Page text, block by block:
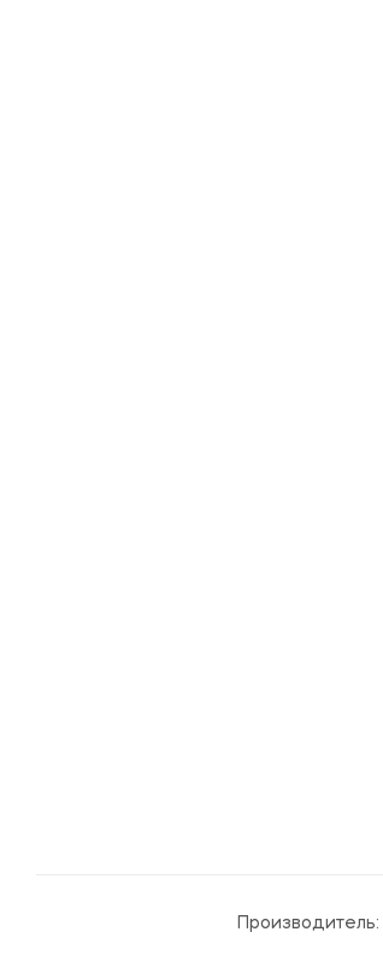
Производитель: